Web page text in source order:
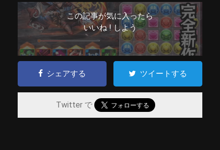
この記事が気に入ったら
いいね ! しよう
シェアする ツイートする
Twitter で